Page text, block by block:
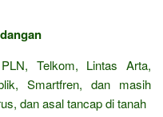
Telkom, Lintas Arta,
Smartfren, dan masih
dan asal tancap di tanah